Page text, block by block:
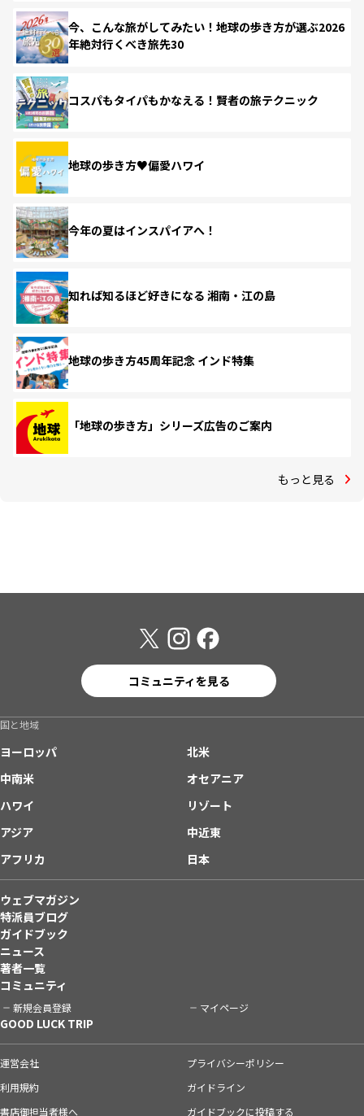
今、こんな旅がしてみたい！地球の歩き方が選ぶ2026
年絶対行くべき旅先30
コスパもタイパもかなえる！賢者の旅テクニック
地球の歩き方♥偏愛ハワイ
今年の夏はインスパイアへ！
知れば知るほど好きになる 湘南・江の島
地球の歩き方45周年記念 インド特集
「地球の歩き方」シリーズ広告のご案内
もっと見る
コミュニティを見る
国と地域
ヨーロッパ
北米
中南米
オセアニア
ハワイ
リゾート
アジア
中近東
アフリカ
日本
ウェブマガジン
特派員ブログ
ガイドブック
ニュース
著者一覧
コミュニティ
新規会員登録 マイページ
GOOD LUCK TRIP
運営会社
プライバシーポリシー
利用規約
ガイドライン
書店御担当者様へ
ガイドブックに投稿する